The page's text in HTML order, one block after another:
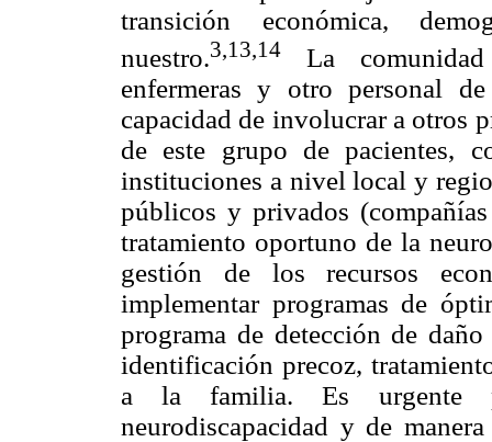
transición económica,
nuestro.3,13,14
La comunidad
enfermeras y otro personal
capacidad de involucrar a otros
de este grupo de pacientes,
instituciones a nivel local y
públicos y privados
tratamiento oportuno de la
gestión de los recursos
implementar programas de
programa de detección de
identificación precoz,
a la familia. Es urgente
neurodiscapacidad y de